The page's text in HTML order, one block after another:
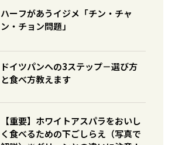
ハーフがあうイジメ「チン・チャ
ン・チョン問題」
ドイツパンへの3ステップ－選び方
と食べ方教えます
【重要】ホワイトアスパラをおいし
く食べるための下ごしらえ（写真で